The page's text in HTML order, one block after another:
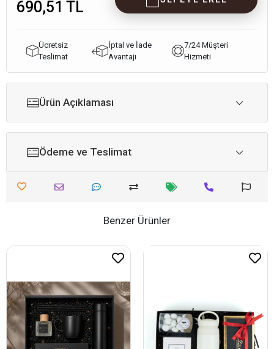
690,51 TL
Ücretsiz
Teslimat
İptal ve İade
Avantajı
7/24 Müşteri
Hizmeti
Ürün Açıklaması
Ödeme ve Teslimat
Benzer Ürünler